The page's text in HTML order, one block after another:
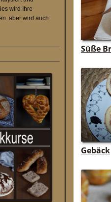
Süße
Gebäck